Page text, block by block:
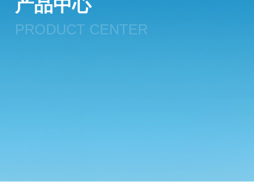
产品中心
PRODUCT CENTER